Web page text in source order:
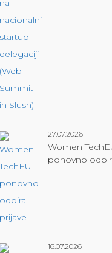
27.07.2026
Women
ponovno
16.07.2026